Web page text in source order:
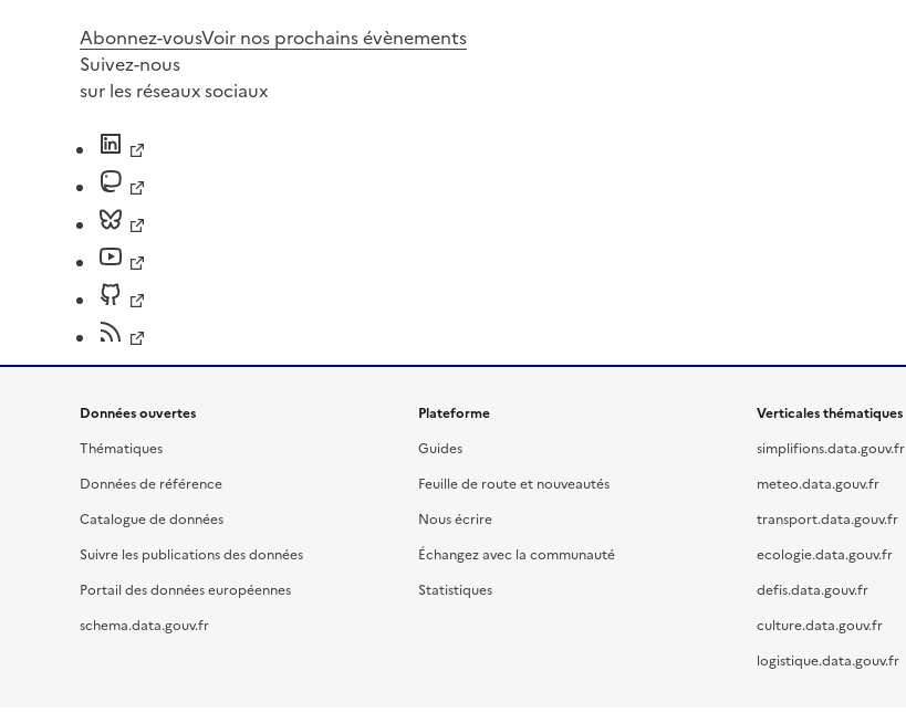
Abonnez-vousVoir nos prochains évènements
Suivez-nous
sur les réseaux sociaux
Données ouvertes
Thématiques
Données de référence
Catalogue de données
Suivre les publications des données
Portail des données européennes
schema.data.gouv.fr
Plateforme
Guides
Feuille de route et nouveautés
Nous écrire
Échangez avec la communauté
Statistiques
Verticales thématiques
simplifions.data.gouv.fr
meteo.data.gouv.fr
transport.data.gouv.fr
ecologie.data.gouv.fr
defis.data.gouv.fr
culture.data.gouv.fr
logistique.data.gouv.fr